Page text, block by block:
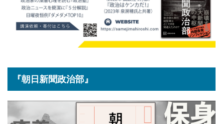
『朝日新聞政治部』